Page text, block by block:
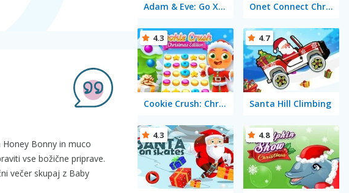
Bonny in muco
vse božične priprave.
večer skupaj z Baby
Adam & Eve: Go Xmas Onet Connect Christmas
Cookie Crush: Christmas Edition
4.3
Santa Hill Climbing
4.7
4.3 4.8